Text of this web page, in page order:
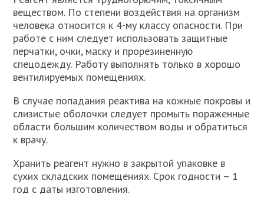
веществом. По степени воздействия на организм
человека относится к 4-му классу опасности. При
работе с ним следует использовать защитные
перчатки, очки, маску и прорезиненную
спецодежду. Работу выполнять только в хорошо
вентилируемых помещениях.
В случае попадания реактива на кожные покровы и
слизистые оболочки следует промыть пораженные
области большим количеством воды и обратиться
к врачу.
Хранить реагент нужно в закрытой упаковке в
сухих складских помещениях. Срок годности – 1
год с даты изготовления.